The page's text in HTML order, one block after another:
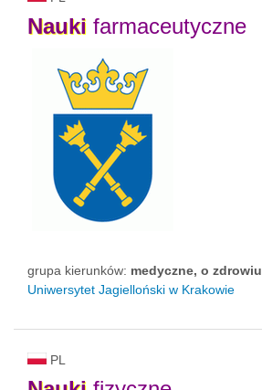
Nauki farmaceutyczne
grupa kierunków: medyczne, o zdrowiu
Uniwersytet Jagielloński w Krakowie
PL